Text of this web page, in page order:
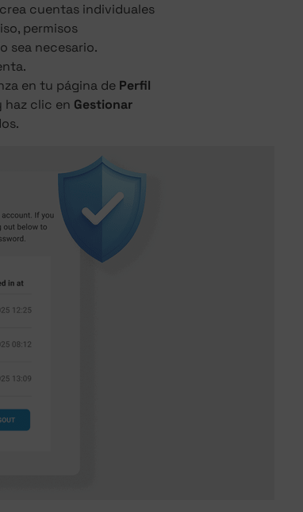
cuentas individuales
permisos
sea necesario.
en tu página de Perfil
haz clic en Gestionar